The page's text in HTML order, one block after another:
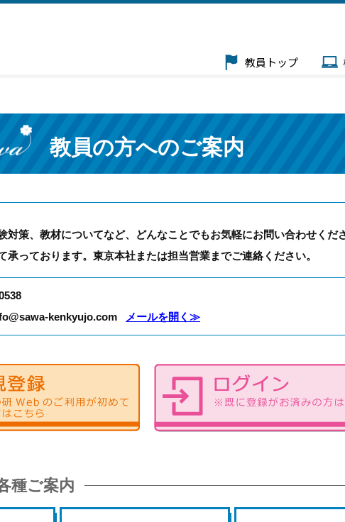
教員トップ
教員の方へのご案内
対策、教材についてなど、どんなことでもお気軽にお問い合わせくだ
承っております。東京本社または担当営業までご連絡ください。
kenkyujo.com メールを開く≫
種ご案内